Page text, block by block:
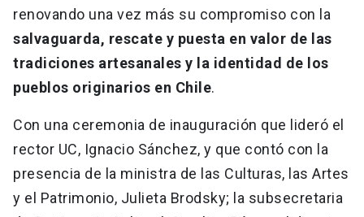
renovando una vez más su compromiso con la
salvaguarda, rescate y puesta en valor de las
tradiciones artesanales y la identidad de los
pueblos originarios en Chile.
Con una ceremonia de inauguración que lideró el
rector UC, Ignacio Sánchez, y que contó con la
presencia de la ministra de las Culturas, las Artes
y el Patrimonio, Julieta Brodsky; la subsecretaria